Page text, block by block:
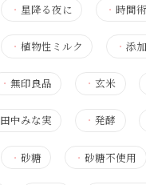
・ 星降る夜に ・時間術
・植物性ミルク ・添
・無印良品 ・玄米
田中みな実 ・発酵
・砂糖 ・砂糖不使用